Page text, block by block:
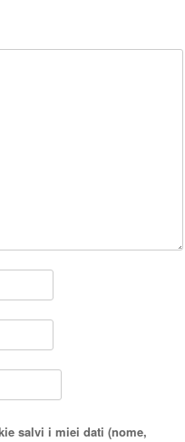
salvi i miei dati (nome,